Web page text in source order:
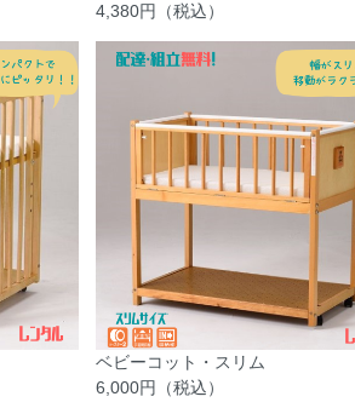
4,380円（税込）
ベビーコット・スリム
6,000円（税込）